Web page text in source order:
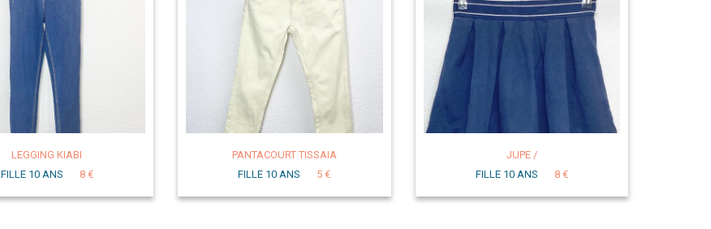
LEGGING KIABI
FILLE 10 ANS
8 €
PANTACOURT TISSAIA
FILLE 10 ANS
5 €
JUPE /
FILLE 10 ANS
8 €